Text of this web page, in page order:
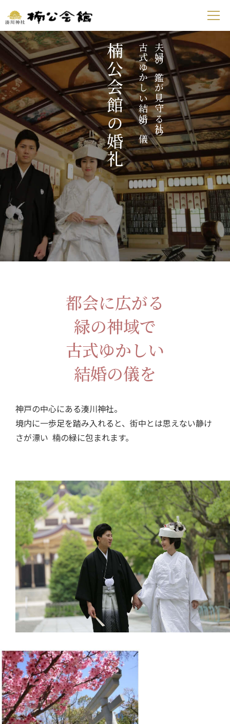
夫婦の鑑が見守る社の
古式ゆかしい結婚の儀
楠公会館の婚礼
都会に広がる
緑の神域で
古式ゆかしい
結婚の儀を
神戸の中心にある湊川神社。
境内に一歩足を踏み入れると、街中とは思えない静け
さが漂い 楠の緑に包まれます。